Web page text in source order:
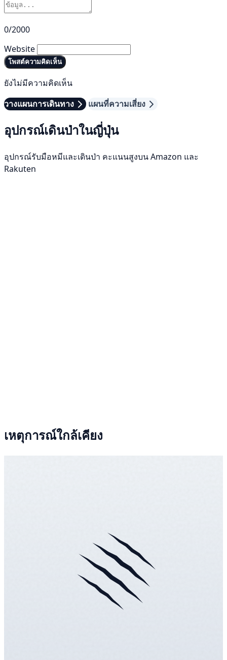
0/2000
Website
โพสต์ความคิดเห็น
ยังไม่มีความคิดเห็น
วางแผนการเดินทาง
แผนที่ความเสี่ยง
อุปกรณ์เดินป่าในญี่ปุ่น
อุปกรณ์รับมือหมีและเดินป่า คะแนนสูงบน Amazon และ
Rakuten
เหตุการณ์ใกล้เคียง